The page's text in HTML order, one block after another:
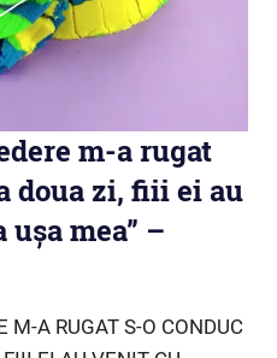
m-a rugat
doua zi, fiii ei au
mea” –
M-A RUGAT S-O CONDUC